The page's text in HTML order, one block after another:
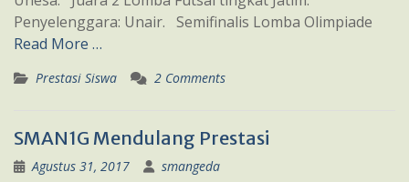
Penyelenggara: Unair. Semifinalis Lomba Olimpiade
Read More …
Prestasi Siswa 2 Comments
SMAN1G Mendulang Prestasi
Agustus 31, 2017 smangeda